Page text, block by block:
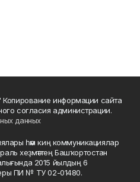
информации сайта
согласия администрации.
данных
һәм киң коммуникациялар
хеҙмәттең Башҡортостан
2015 йылдың 6
ПИ № ТУ 02-01480.